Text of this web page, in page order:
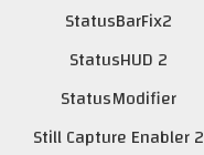
StatusBarFix2
StatusHUD 2
StatusModifier
Still Capture Enabler 2